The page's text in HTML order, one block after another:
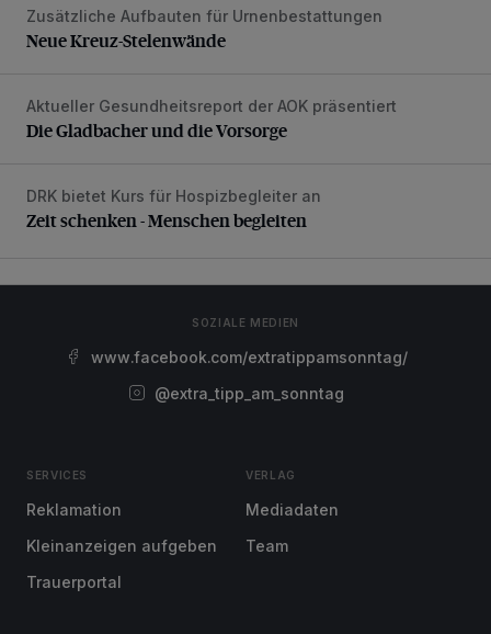
Neue Kreuz-Stelenwände
Zusätzliche Aufbauten für Urnenbestattungen
Neue Kreuz-Stelenwände
Die Gladbacher und die Vorsorge
Aktueller Gesundheitsreport der AOK präsentiert
Die Gladbacher und die Vorsorge
Zeit schenken - Menschen begleiten
DRK bietet Kurs für Hospizbegleiter an
Zeit schenken - Menschen begleiten
SOZIALE MEDIEN
www.facebook.com/extratippamsonntag/
@extra_tipp_am_sonntag
SERVICES
Reklamation
Kleinanzeigen aufgeben
Trauerportal
VERLAG
Mediadaten
Team